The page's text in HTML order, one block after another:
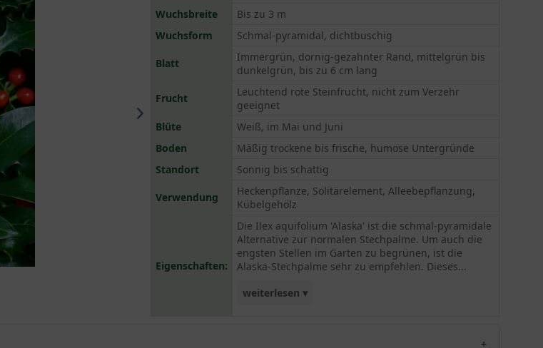
Wuchsbreite
Bis zu 3 m
Wuchsform
Schmal-pyramidal, dichtbuschig
Blatt
Immergrün, dornig-gezahnter Rand, mittelgrün bis
dunkelgrün, bis zu 6 cm lang
Frucht
Leuchtend rote Steinfrucht, nicht zum Verzehr
geeignet
Blüte
Weiß, im Mai und Juni
Boden
Mäßig trockene bis frische, humose Untergründe
Standort
Sonnig bis schattig
Verwendung
Heckenpflanze, Solitärelement, Alleebepflanzung,
Kübelgehölz
Eigenschaften:
Die Ilex aquifolium 'Alaska' ist die schmal-pyramidale
Alternative zur normalen Stechpalme. Um auch die
engsten Stellen im Garten zu begrünen, ist die
Alaska-Stechpalme sehr zu empfehlen. Dieses...
weiterlesen ▾